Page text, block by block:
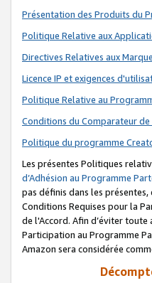
Présentation des Produits du
Politique Relative aux
Directives Relatives aux
Licence IP et exigences
Politique Relative au
Conditions du Comparateur
Politique du programme
Les présentes Politiques
d’Adhésion au Programme
pas définis dans les
Conditions Requises pour la
de l'Accord. Afin d’éviter
Participation au Programme
Amazon sera considérée